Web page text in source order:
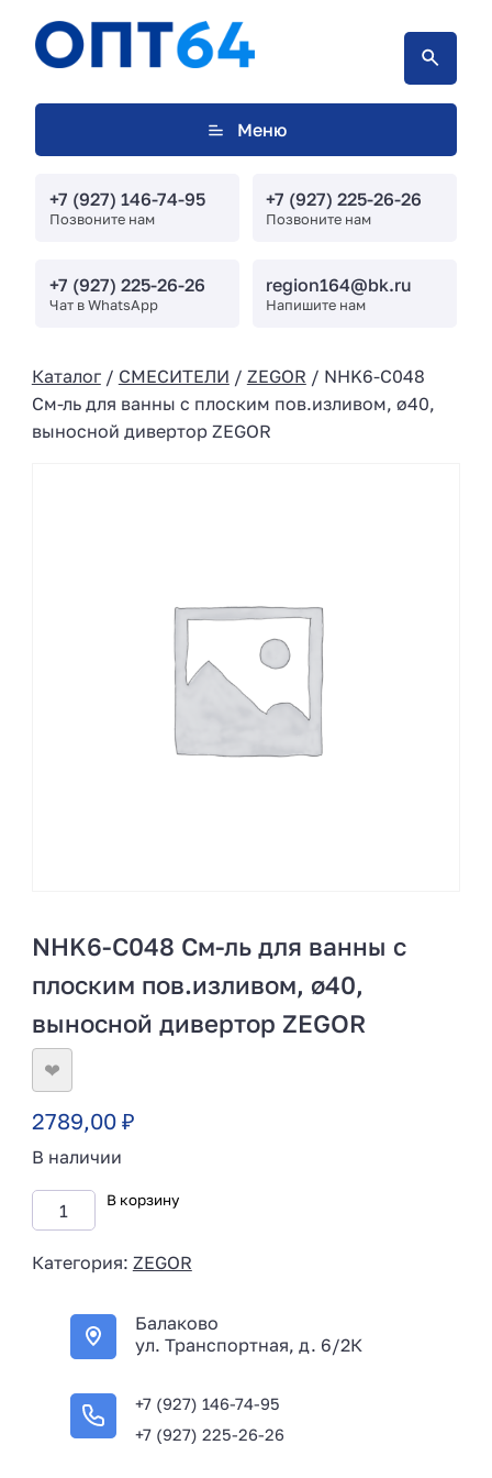
Меню
+7 (927) 146-74-95
Позвоните нам
+7 (927) 225-26-26
Позвоните нам
+7 (927) 225-26-26
Чат в WhatsApp
region164@bk.ru
Напишите нам
Каталог/ СМЕСИТЕЛИ / ZEGOR / NHK6-C048
См-ль для ванны с плоским пов.изливом, ø40,
выносной дивертор ZEGOR
NHK6-C048 См-ль для ванны с
плоским пов.изливом, ø40,
выносной дивертор ZEGOR
❤
2789,00 ₽
В наличии
В корзину
Категория: ZEGOR
Балаково
ул. Транспортная, д. 6/2К
+7 (927) 146-74-95
+7 (927) 225-26-26